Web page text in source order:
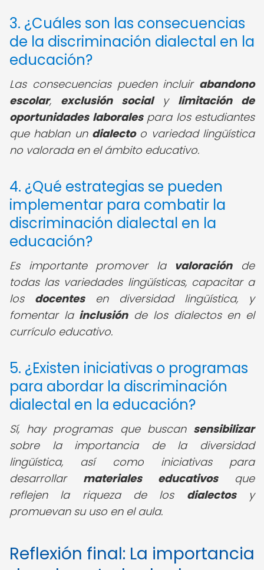
3. ¿Cuáles son las consecuencias
de la discriminación dialectal en la
educación?
Las consecuencias pueden incluir abandono
escolar, exclusión socialy limitación de
oportunidades laboralespara los estudiantes
que hablan un dialectoo variedad lingüística
no valorada en el ámbito educativo.
4. ¿Qué estrategias se pueden
implementar para combatir la
discriminación dialectal en la
educación?
Es importante promover la valoraciónde
todas las variedades lingüísticas, capacitar a
los docentesen diversidad lingüística, y
fomentar la inclusiónde los dialectos en el
currículo educativo.
5. ¿Existen iniciativas o programas
para abordar la discriminación
dialectal en la educación?
Sí, hay programas que buscan sensibilizar
sobre la importancia de la diversidad
lingüística, así como iniciativas para
desarrollar materiales educativosque
reflejen la riqueza de los dialectosy
promuevan su uso en el aula.
Reflexión final: La importancia